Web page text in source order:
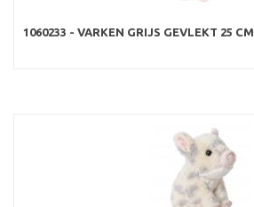
1060233 - VARKEN GRIJS GEVLEKT 25 CM